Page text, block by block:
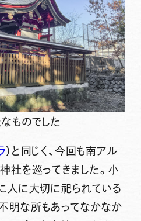
ものでした
）と同じく、今回も南アル
社を巡ってきました。小
人に大切に祀られている
明な所もあってなかなか